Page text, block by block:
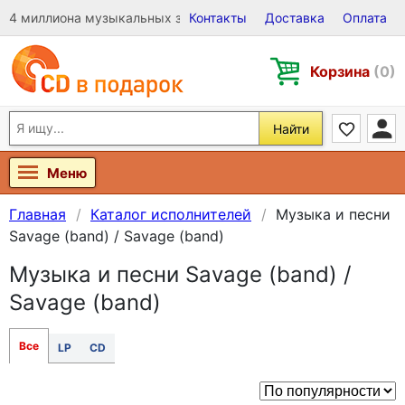
4 миллиона музыкальных записей на Виниле, CD и DVD
Контакты Доставка Оплата
Корзина (0)
Найти
Меню
Главная Каталог исполнителей
Музыка и песни
Savage (band) / Savage (band)
Музыка и песни Savage (band) /
Savage (band)
Все LP CD